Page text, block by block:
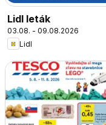
Lidl leták
03.08. - 09.08.2026
Lidl